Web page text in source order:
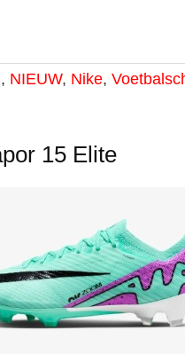
, NIEUW, Nike,
15 Elite